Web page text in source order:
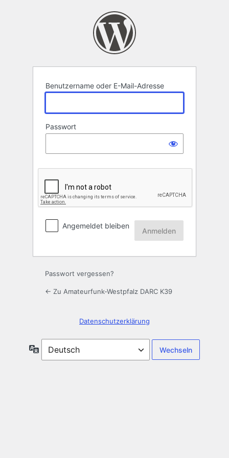
Benutzername oder E-Mail-Adresse
Passwort
Angemeldet bleiben
Passwort vergessen?
← Zu Amateurfunk-Westpfalz DARC K39
Datenschutzerklärung
Sprache